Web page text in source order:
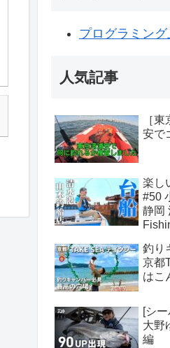
プログラミン
人気記事
［
安で
楽し
#50
静岡
釣り
京都
はこ
[シ
大野
編